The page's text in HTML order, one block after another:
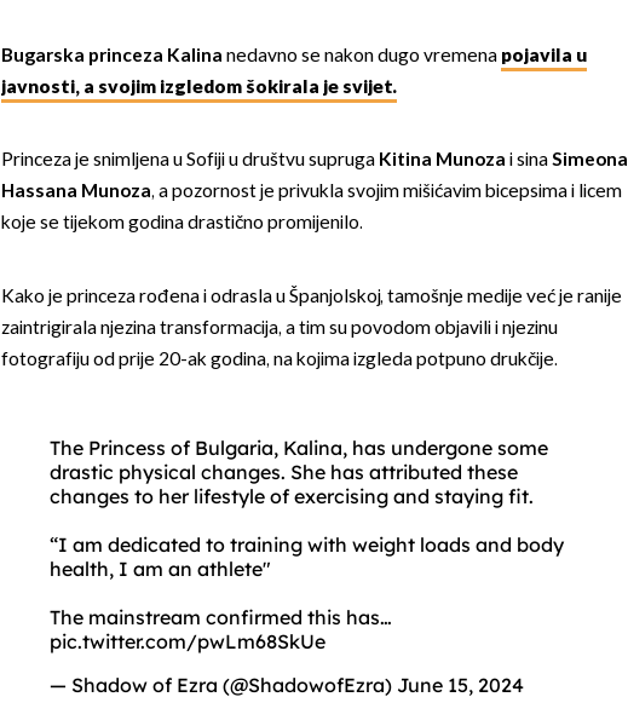
Bugarska princeza Kalina nedavno se nakon dugo vremena pojavila u
javnosti, a svojim izgledom šokirala je svijet.
Princeza je snimljena u Sofiji u društvu supruga Kitina Munoza i sinaSimeona
Hassana Munoza, a pozornost je privukla svojim mišićavim bicepsima i licem
koje se tijekom godina drastično promijenilo.
Kako je princeza rođena i odrasla u Španjolskoj, tamošnje medije već je ranije
zaintrigirala njezina transformacija, a tim su povodom objavili i njezinu
fotografiju od prije 20-ak godina, na kojima izgleda potpuno drukčije.
The Princess of Bulgaria, Kalina, has undergone some
drastic physical changes. She has attributed these
changes to her lifestyle of exercising and staying fit.
“I am dedicated to training with weight loads and body
health, I am an athlete"
The mainstream confirmed this has…
pic.twitter.com/pwLm68SkUe
— Shadow of Ezra (@ShadowofEzra) June 15, 2024